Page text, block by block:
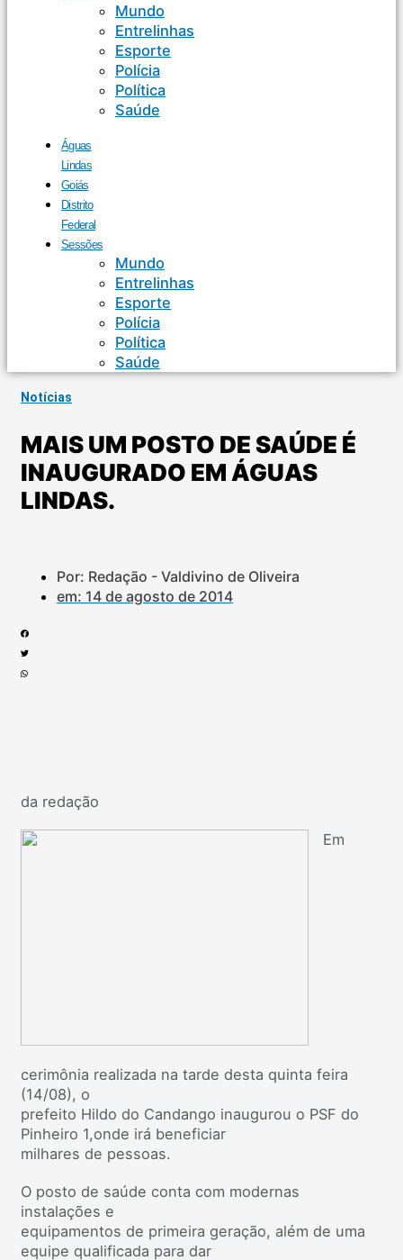
Mundo
Entrelinhas
Esporte
Polícia
Política
Saúde
Águas
Lindas
Goiás
Distrito
Federal
Sessões
Mundo
Entrelinhas
Esporte
Polícia
Política
Saúde
Notícias
MAIS UM POSTO DE SAÚDE É
INAUGURADO EM ÁGUAS
LINDAS.
Por: Redação - Valdivino de Oliveira
em: 14 de agosto de 2014
da redação
Em
cerimônia realizada na tarde desta quinta feira
(14/08), o
prefeito Hildo do Candango inaugurou o PSF do
Pinheiro 1,onde irá beneficiar
milhares de pessoas.
O posto de saúde conta com modernas
instalações e
equipamentos de primeira geração, além de uma
equipe qualificada para dar